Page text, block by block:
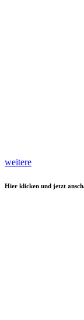
weitere
Hier klicken und jetzt